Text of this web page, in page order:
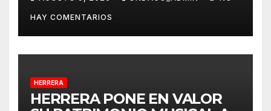
de Coria del Río
HAY COMENTARIOS
HERRERA
HERRERA PONE EN VALOR